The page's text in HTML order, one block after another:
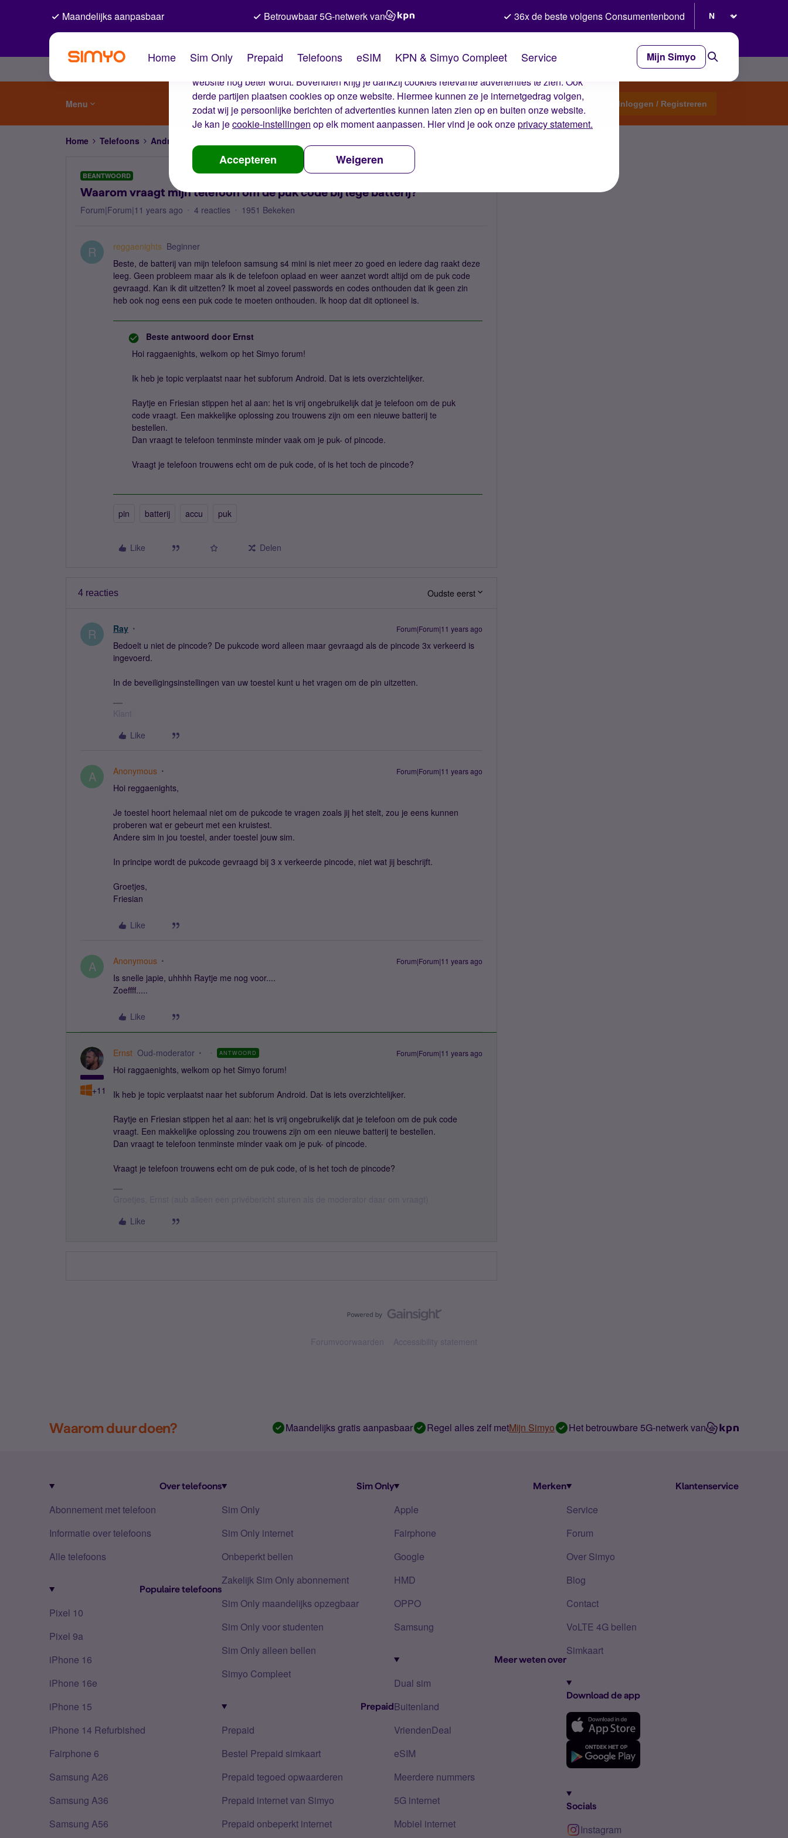
De cookies van Simyo
Wij gebruiken cookies op onze website. Met deze cookies zorgen wij ervoor dat je ervaring op de
website nog beter wordt. Bovendien krijg je dankzij cookies relevante advertenties te zien. Ook
derde partijen plaatsen cookies op onze website. Hiermee kunnen ze je internetgedrag volgen,
zodat wij je persoonlijke berichten of advertenties kunnen laten zien op en buiten onze website.
Je kan jecookie-instellingen op elk moment aanpassen. Hier vind je ook onzeprivacy statement.
Accepteren Weigeren
Maandelijks aanpasbaar Betrouwbaar 5G-netwerk van 36x de beste volgens Consumentenbond
Home Sim Only Prepaid Telefoons eSIM KPN & Simyo Compleet Service Mijn Simyo
Menu Start een topic Inloggen / Registreren
Home Telefoons Android
BEANTWOORD
Waarom vraagt mijn telefoon om de puk code bij lege batterij?
Forum|Forum|11 years ago 4 reacties 1951 Bekeken
R reggaenights Beginner
Beste, de batterij van mijn telefoon samsung s4 mini is niet meer zo goed en iedere dag raakt deze
leeg. Geen probleem maar als ik de telefoon oplaad en weer aanzet wordt altijd om de puk code
gevraagd. Kan ik dit uitzetten? Ik moet al zoveel passwords en codes onthouden dat ik geen zin
heb ook nog eens een puk code te moeten onthouden. Ik hoop dat dit optioneel is.
Beste antwoord door Ernst
Hoi raggaenights, welkom op het Simyo forum!
Ik heb je topic verplaatst naar het subforum Android. Dat is iets overzichtelijker.
Raytje en Friesian stippen het al aan: het is vrij ongebruikelijk dat je telefoon om de puk
code vraagt. Een makkelijke oplossing zou trouwens zijn om een nieuwe batterij te
bestellen.
Dan vraagt te telefoon tenminste minder vaak om je puk- of pincode.
Vraagt je telefoon trouwens echt om de puk code, of is het toch de pincode?
pin batterij accu puk
Like Delen
4 reacties Oudste eerst
R Ray Forum|Forum|11 years ago
Bedoelt u niet de pincode? De pukcode word alleen maar gevraagd als de pincode 3x verkeerd is
ingevoerd.
In de beveiligingsinstellingen van uw toestel kunt u het vragen om de pin uitzetten.
Klant
Like
A Anonymous Forum|Forum|11 years ago
Hoi reggaenights,
Je toestel hoort helemaal niet om de pukcode te vragen zoals jij het stelt, zou je eens kunnen
proberen wat er gebeurt met een kruistest.
Andere sim in jou toestel, ander toestel jouw sim.
In principe wordt de pukcode gevraagd bij 3 x verkeerde pincode, niet wat jij beschrijft.
Groetjes,
Friesian
Like
A Anonymous Forum|Forum|11 years ago
Is snelle japie, uhhhh Raytje me nog voor....
Zoeffff.....
Like
+11
Ernst Oud-moderator ANTWOORD Forum|Forum|11 years ago
Hoi raggaenights, welkom op het Simyo forum!
Ik heb je topic verplaatst naar het subforum Android. Dat is iets overzichtelijker.
Raytje en Friesian stippen het al aan: het is vrij ongebruikelijk dat je telefoon om de puk code
vraagt. Een makkelijke oplossing zou trouwens zijn om een nieuwe batterij te bestellen.
Dan vraagt te telefoon tenminste minder vaak om je puk- of pincode.
Vraagt je telefoon trouwens echt om de puk code, of is het toch de pincode?
Like
Forumvoorwaarden Accessibility statement
Waarom duur doen? Maandelijks gratis aanpasbaar Regel alles zelf metMijn Simyo Het betrouwbare 5G-netwerk van
Over telefoons
Abonnement met telefoon
Informatie over telefoons
Alle telefoons
Populaire telefoons
Pixel 10
Pixel 9a
iPhone 16
iPhone 16e
iPhone 15
iPhone 14 Refurbished
Fairphone 6
Samsung A26
Samsung A36
Samsung A56
Sim Only
Sim Only
Sim Only internet
Onbeperkt bellen
Zakelijk Sim Only abonnement
Sim Only maandelijks opzegbaar
Sim Only voor studenten
Sim Only alleen bellen
Simyo Compleet
Prepaid
Prepaid
Bestel Prepaid simkaart
Prepaid tegoed opwaarderen
Prepaid internet van Simyo
Prepaid onbeperkt internet
Merken
Apple
Fairphone
Google
HMD
OPPO
Samsung
Meer weten over
Dual sim
Buitenland
VriendenDeal
eSIM
Meerdere nummers
5G internet
Mobiel internet
Klantenservice
Service
Forum
Over Simyo
Blog
Contact
VoLTE 4G bellen
Simkaart
Download de app
Socials
Instagram